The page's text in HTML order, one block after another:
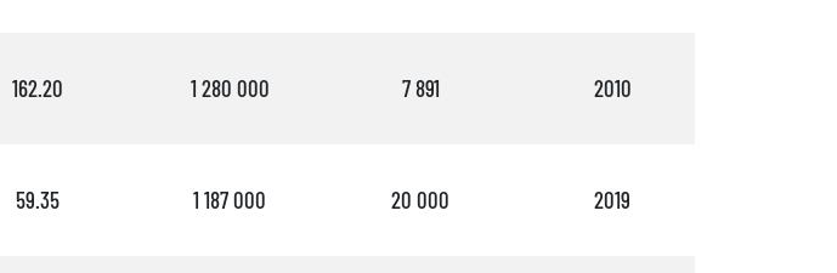
162.20 1 280 000 7 891 2010
59.35 1 187 000 20 000 2019